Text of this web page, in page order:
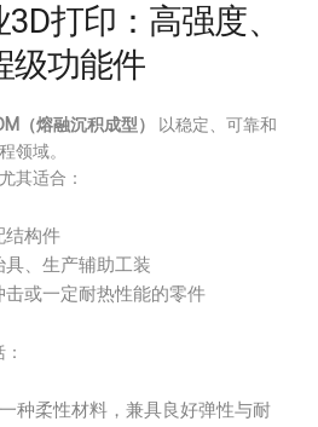
打印：高强度、
级功能件
（熔融沉积成型）
以稳定、可靠和
领域。
其适合：
结构件
、生产辅助工装
或一定耐热性能的零件
种柔性材料，兼具良好弹性与耐